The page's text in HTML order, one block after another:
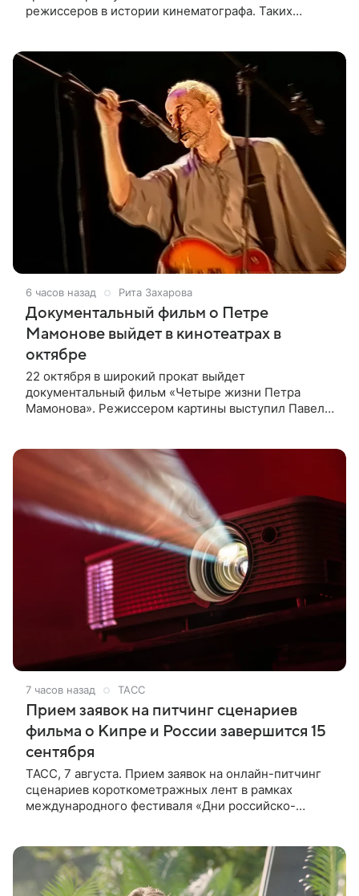
режиссеров в истории кинематографа. Таких
6 часов назад Рита Захарова
Документальный фильм о Петре
Мамонове выйдет в кинотеатрах в
октябре
22 октября в широкий прокат выйдет
документальный фильм «Четыре жизни Петра
Мамонова». Режиссером картины выступил Павел
7 часов назад ТАСС
Прием заявок на питчинг сценариев
фильма о Кипре и России завершится 15
сентября
ТАСС, 7 августа. Прием заявок на онлайн-питчинг
сценариев короткометражных лент в рамках
международного фестиваля «Дни российско-